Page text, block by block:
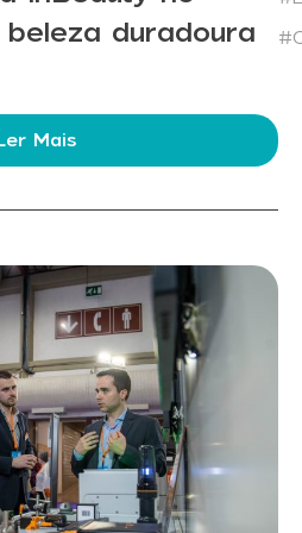
duradoura
Mais